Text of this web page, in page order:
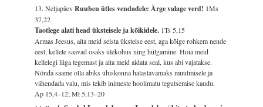
13. NeljapäevRuuben ütles vendadele: Ärge valage verd! 1Ms
37,22
Taotlege alati head üksteisele ja kõikidele. 1Ts 5,15
Armas Jeesus, aita meid seista üksteise eest, aga kõige rohkem nende
eest, kellele saavad osaks ülekohus ning hülgamine. Hoia meid
kellelegi liiga tegemast ja aita meid aidata seal, kus abi vajatakse.
Nõnda saame olla abiks ühiskonna halastavamaks muutmisele ja
vähendada valu, mis tekib inimeste hoolimatu tegutsemise kaudu.
Ap 15,4–12; Mt 5,13–20